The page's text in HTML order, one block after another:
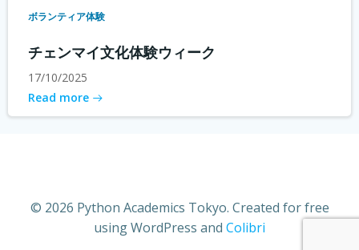
ボランティア体験
チェンマイ文化体験ウィーク
17/10/2025
Read more
© 2026 Python Academics Tokyo. Created for free
using WordPress and Colibri